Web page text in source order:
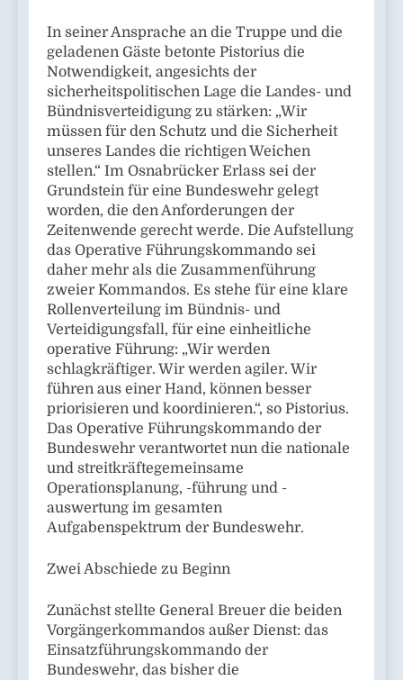
In seiner Ansprache an die Truppe und die
geladenen Gäste betonte Pistorius die
Notwendigkeit, angesichts der
sicherheitspolitischen Lage die Landes- und
Bündnisverteidigung zu stärken: „Wir
müssen für den Schutz und die Sicherheit
unseres Landes die richtigen Weichen
stellen.“ Im Osnabrücker Erlass sei der
Grundstein für eine Bundeswehr gelegt
worden, die den Anforderungen der
Zeitenwende gerecht werde. Die Aufstellung
das Operative Führungskommando sei
daher mehr als die Zusammenführung
zweier Kommandos. Es stehe für eine klare
Rollenverteilung im Bündnis- und
Verteidigungsfall, für eine einheitliche
operative Führung: „Wir werden
schlagkräftiger. Wir werden agiler. Wir
führen aus einer Hand, können besser
priorisieren und koordinieren.“, so Pistorius.
Das Operative Führungskommando der
Bundeswehr verantwortet nun die nationale
und streitkräftegemeinsame
Operationsplanung, -führung und -
auswertung im gesamten
Aufgabenspektrum der Bundeswehr.
Zwei Abschiede zu Beginn
Zunächst stellte General Breuer die beiden
Vorgängerkommandos außer Dienst: das
Einsatzführungskommando der
Bundeswehr, das bisher die